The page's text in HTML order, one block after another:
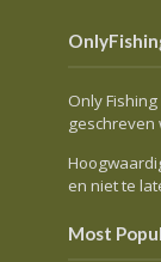
Only
geschreven
en niet te
Most